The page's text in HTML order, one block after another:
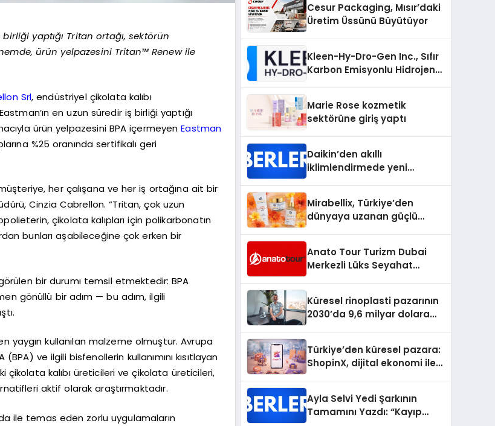
yaptığı Tritan ortağı, sektörün
ürün yelpazesini Tritan™ Renew ile
Srl, endüstriyel çikolata kalıbı
en uzun süredir iş birliği yaptığı
ürün yelpazesini BPA içermeyenEastman
%25 oranında sertifikalı geri
her çalışana ve her iş ortağına ait bir
Cinzia Cabrellon. “Tritan, çok uzun
çikolata kalıpları için polikarbonatın
bunları aşabileceğine çok erken bir
bir durumı temsil etmektedir: BPA
gönüllü bir adım — bu adım, ilgili
yaygın kullanılan malzeme olmuştur. Avrupa
ve ilgili bisfenollerin kullanımını kısıtlayan
çikolata kalıbı üreticileri ve çikolata üreticileri,
aktif olarak araştırmaktadır.
ile temas eden zorlu uygulamaların
Cesur Packaging, Mısır’daki
Üretim Üssünü Büyütüyor
Kleen-Hy-Dro-Gen Inc., Sıfır
Karbon Emisyonlu Hidrojen
Aldı
Marie Rose kozmetik
sektörüne giriş yaptı
Daikin’den akıllı
iklimlendirmede yeni
Mirabellix, Türkiye’den
dünyaya uzanan güçlü
Anato Tour Turizm Dubai
Merkezli Lüks Seyahat
Küresel rinoplasti pazarının
2030’da 9,6 milyar dolara
Türkiye’den küresel pazara:
ShopinX, dijital ekonomi ile
Ayla Selvi Yedi Şarkının
Tamamını Yazdı: “Kayıp